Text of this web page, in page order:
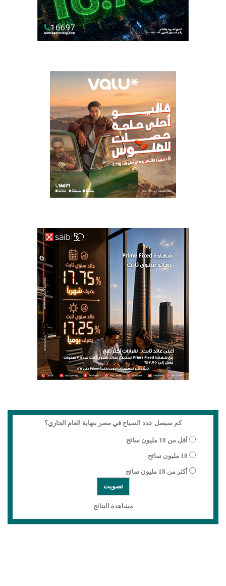
كم سيصل عدد السياح في مصر بنهاية العام الجاري؟
أقل من 18 مليون سائح
18 مليون سائح
أكثر من 18 مليون سائح
مشاهدة النتائج